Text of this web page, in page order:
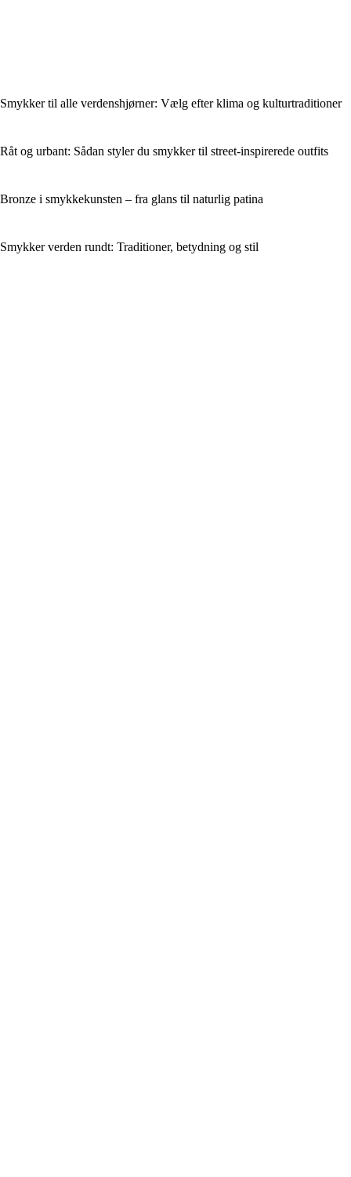
Smykker til alle verdenshjørner: Vælg efter klima og kulturtraditioner
Råt og urbant: Sådan styler du smykker til street-inspirerede outfits
Bronze i smykkekunsten – fra glans til naturlig patina
Smykker verden rundt: Traditioner, betydning og stil